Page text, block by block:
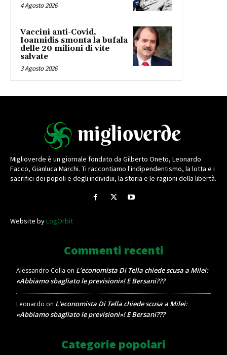
4 Agosto 2026
Vaccini anti-Covid,
Ioannidis smonta la bufala
delle 20 milioni di vite
salvate
3 Agosto 2026
Miglioverde è un giornale fondato da Gilberto Oneto, Leonardo
Facco, Gianluca Marchi. Ti raccontiamo l'indipendentismo, la lotta e i
sacrifici dei popoli e degli individui, la storia e le ragioni della libertà.
Website byLogOrbit
Commenti recenti
Alessandro Colla on L’economista Di Tella chiede scusa a Milei:
«Abbiamo sbagliato le previsioni»! E Bersani???
Leonardo on L’economista Di Tella chiede scusa a Milei:
«Abbiamo sbagliato le previsioni»! E Bersani???
Categorie popolari